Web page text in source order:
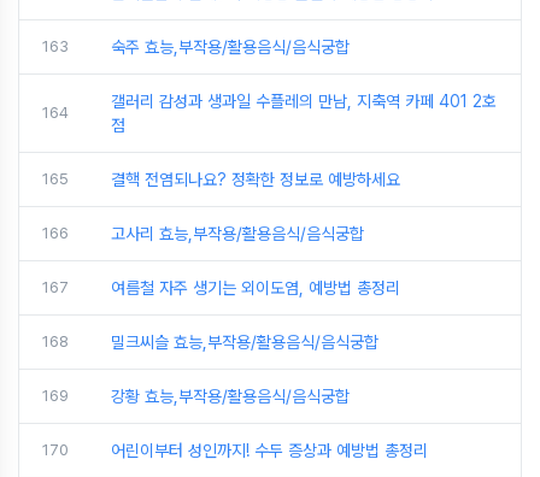
163 숙주 효능,부작용/활용음식/음식궁합
164
갤러리 감성과 생과일 수플레의 만남, 지축역 카페 401 2호
점
165 결핵 전염되나요? 정확한 정보로 예방하세요
166 고사리 효능,부작용/활용음식/음식궁합
167 여름철 자주 생기는 외이도염, 예방법 총정리
168 밀크씨슬 효능,부작용/활용음식/음식궁합
169 강황 효능,부작용/활용음식/음식궁합
170 어린이부터 성인까지! 수두 증상과 예방법 총정리